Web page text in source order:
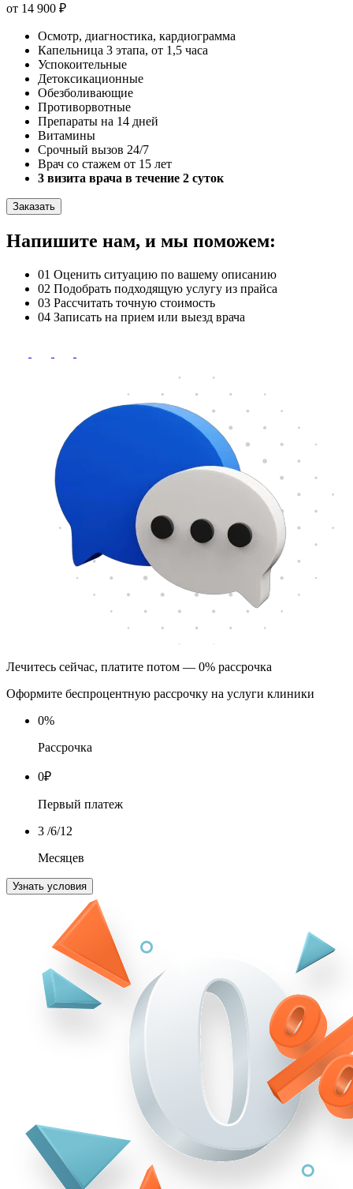
от 14 900 ₽
Осмотр, диагностика, кардиограмма
Капельница 3 этапа, от 1,5 часа
Успокоительные
Детоксикационные
Обезболивающие
Противорвотные
Препараты на 14 дней
Витамины
Срочный вызов 24/7
Врач со стажем от 15 лет
3 визита врача в течение 2 суток
Заказать
Напишите нам, и мы поможем:
01 Оценить ситуацию по вашему описанию
02 Подобрать подходящую услугу из прайса
03 Рассчитать точную стоимость
04 Записать на прием или выезд врача
Лечитесь сейчас, платите потом — 0% рассрочка
Оформите беспроцентную рассрочку на услуги клиники
0%
Рассрочка
0₽
Первый платеж
3 /6/12
Месяцев
Узнать условия